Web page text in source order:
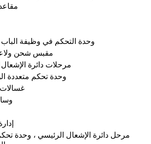
وحدة التحكم في وظيفة الباب
مقبس شحن
مرحلات دائرة الإشعال
وحدة تحكم متعددة
مرحل دائرة الإشعال الرئيسي ، وحدة